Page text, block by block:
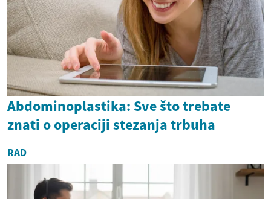
Abdominoplastika: Sve što trebate
znati o operaciji stezanja trbuha
RAD